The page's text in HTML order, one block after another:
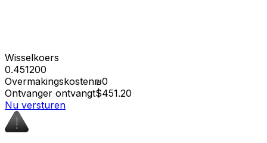
Wisselkoers
0.451200
Overmakingskosten₪0
Ontvanger ontvangt$451.20
Nu versturen